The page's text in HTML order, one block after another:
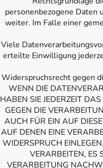
personenbezogene Daten
weiter. Im Falle einer
Viele
erteilte Einwilligung
Widerspruchsrecht gegen
WENN DIE
HABEN SIE JEDERZEIT
GEGEN DIE
AUCH FÜR EIN AUF
AUF DENEN EINE
WIDERSPRUCH
VERARBEITEN, ES
VERARBEITUNG